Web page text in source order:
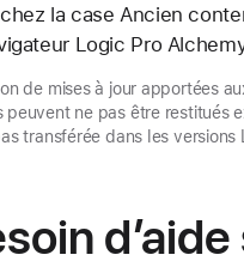
la case Ancien
Logic Pro
de mises à jour apportées
peuvent ne pas être restitués
transférée dans les versions